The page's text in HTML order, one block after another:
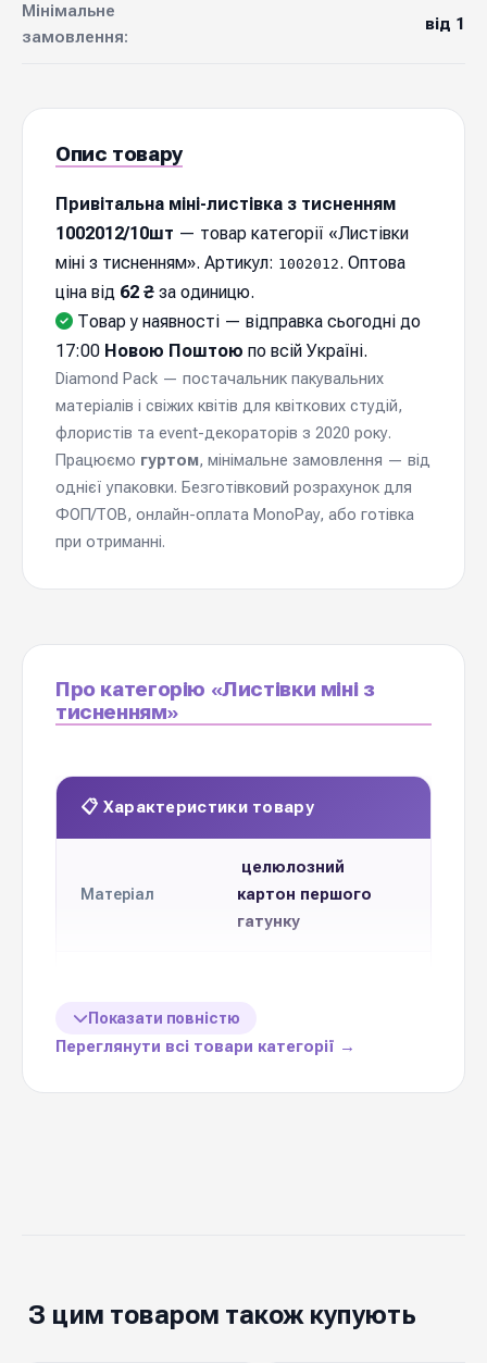
Мінімальне
замовлення:
від 1
Опис товару
Привітальна міні-листівка з тисненням
1002012/10шт — товар категорії «Листівки
міні з тисненням». Артикул: 1002012. Оптова
ціна від 62 ₴ за одиницю.
Товар у наявності — відправка cьогодні до
17:00 Новою Поштою по всій Україні.
Diamond Pack — постачальник пакувальних
матеріалів і свіжих квітів для квіткових студій,
флористів та event-декораторів з 2020 року.
Працюємо гуртом, мінімальне замовлення — від
однієї упаковки. Безготівковий розрахунок для
ФОП/ТОВ, онлайн-оплата MonoPay, або готівка
при отриманні.
Про категорію «Листівки міні з
тисненням»
📋 Характеристики товару
Матеріал
целюлозний
картон першого
гатунку
10 см * 7 см
Призначення
доповнення до
Показати повністю
Переглянути всі товари категорії →
З цим товаром також купують